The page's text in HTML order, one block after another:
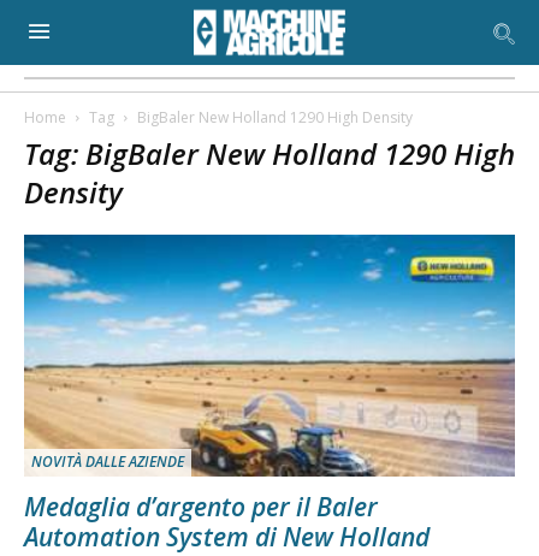
Home Tag BigBaler New Holland 1290 High Density
Tag: BigBaler New Holland 1290 High
Density
NOVITÀ DALLE AZIENDE
Medaglia d’argento per il Baler
Automation System di New Holland